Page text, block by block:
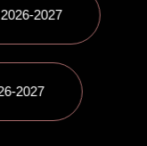
2027
2027